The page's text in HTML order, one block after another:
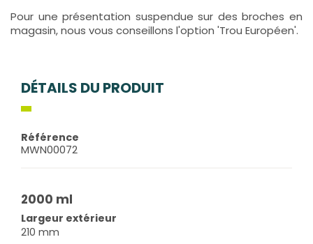
Pour une présentation suspendue sur des broches en
magasin, nous vous conseillons l'option 'Trou Européen'.
DÉTAILS DU PRODUIT
Référence
MWN00072
2000 ml
Largeur extérieur
210 mm